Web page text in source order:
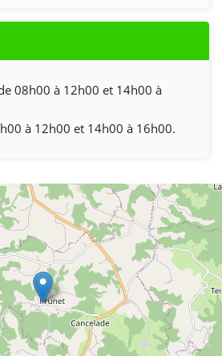
08h00 à 12h00 et 14h00 à
à 12h00 et 14h00 à 16h00.